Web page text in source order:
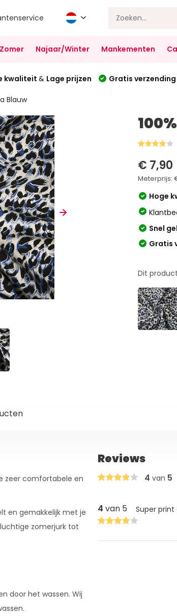
Najaar/Winter Mankementen
kwaliteit & Lage prijzen Gratis verzending
Blauw
€ 7,90
Meterprijs:
Hoge
Snel
Gratis
Dit
zeer comfortabele en
en gemakkelijk met je
zomerjurk tot
door het wassen. Wij
Reviews
4 van 5
4 van 5 Super